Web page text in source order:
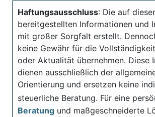
Haftungsausschluss: Die auf
bereitgestellten Informationen und
mit großer Sorgfalt erstellt.
keine Gewähr für die
oder Aktualität übernehmen. Diese
dienen ausschließlich der
Orientierung und ersetzen keine
steuerliche Beratung. Für eine
Beratung und maßgeschneiderte